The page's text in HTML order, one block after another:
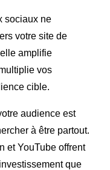
sociaux ne
votre site de
amplifie
vos
cible.
audience est
à être partout.
et YouTube offrent
que